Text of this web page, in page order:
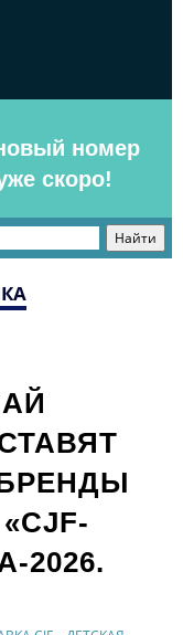
номер
скоро!
2026.